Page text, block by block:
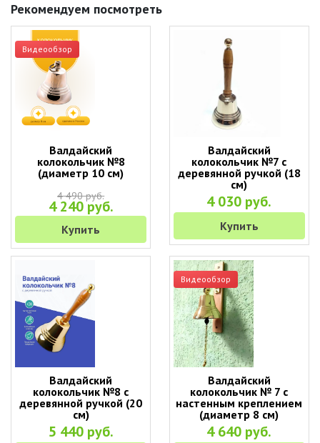
Рекомендуем посмотреть
Видеообзор
Валдайский
колокольчик №8
(диаметр 10 см)
4 490 руб.
4 240 руб.
Купить
Валдайский
колокольчик №7 с
деревянной ручкой (18
см)
4 030 руб.
Купить
Валдайский
колокольчик №8 с
деревянной ручкой (20
см)
5 440 руб.
Видеообзор
Валдайский
колокольчик № 7 с
настенным креплением
(диаметр 8 см)
4 640 руб.